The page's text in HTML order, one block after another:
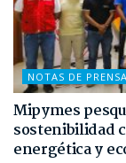
NOTAS DE PRENSA
Mipymes
sostenibilidad
energética y